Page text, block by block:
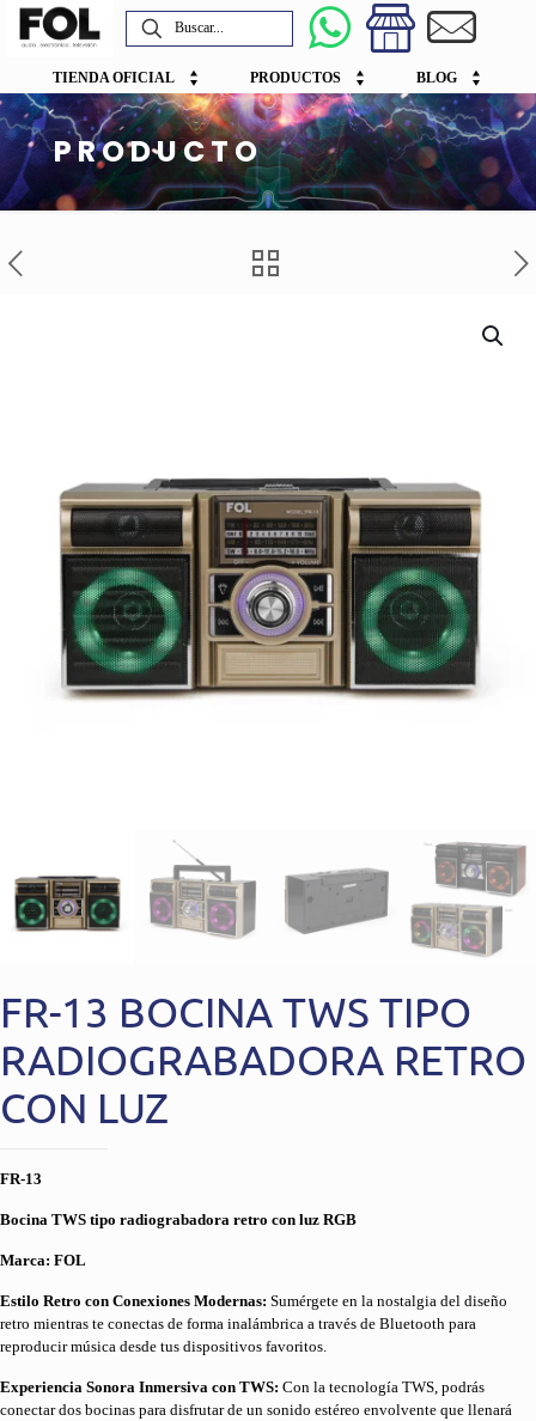
TIENDA OFICIAL PRODUCTOS BLOG
PRODUCTO
FR-13 BOCINA TWS TIPO
RADIOGRABADORA RETRO
CON LUZ
FR-13
Bocina TWS tipo radiograbadora retro con luz RGB
Marca: FOL
Estilo Retro con Conexiones Modernas: Sumérgete en la nostalgia del diseño
retro mientras te conectas de forma inalámbrica a través de Bluetooth para
reproducir música desde tus dispositivos favoritos.
Experiencia Sonora Inmersiva con TWS: Con la tecnología TWS, podrás
conectar dos bocinas para disfrutar de un sonido estéreo envolvente que llenará